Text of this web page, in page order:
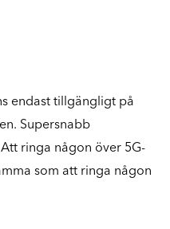
endast tillgängligt på
Supersnabb
ringa någon över 5G-
som att ringa någon